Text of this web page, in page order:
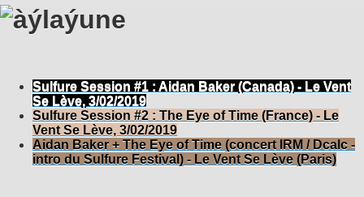
Sulfure Session #1 : Aidan Baker (Canada) - Le Vent
Se Lève, 3/02/2019
Sulfure Session #2 : The Eye of Time (France) - Le
Vent Se Lève, 3/02/2019
Aidan Baker + The Eye of Time (concert IRM / Dcalc -
intro du Sulfure Festival) - Le Vent Se Lève (Paris)